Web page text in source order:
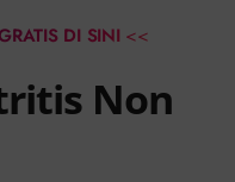
DI SINI <<
Non